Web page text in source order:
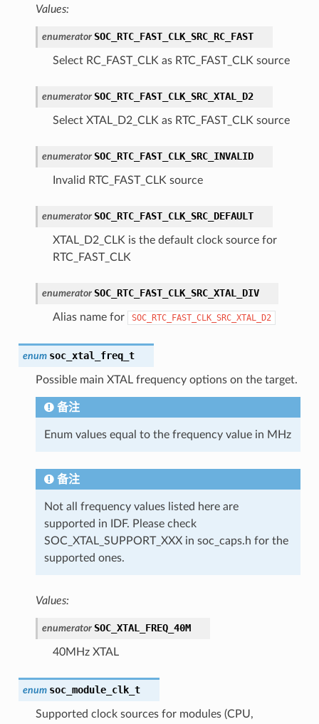
Values:
enumerator SOC_RTC_FAST_CLK_SRC_RC_FAST
Select RC_FAST_CLK as RTC_FAST_CLK source
enumerator SOC_RTC_FAST_CLK_SRC_XTAL_D2
Select XTAL_D2_CLK as RTC_FAST_CLK source
enumerator SOC_RTC_FAST_CLK_SRC_INVALID
Invalid RTC_FAST_CLK source
enumerator SOC_RTC_FAST_CLK_SRC_DEFAULT
XTAL_D2_CLK is the default clock source for
RTC_FAST_CLK
enumerator SOC_RTC_FAST_CLK_SRC_XTAL_DIV
Alias name for SOC_RTC_FAST_CLK_SRC_XTAL_D2
enum soc_xtal_freq_t
Possible main XTAL frequency options on the target.
备注
Enum values equal to the frequency value in MHz
备注
Not all frequency values listed here are
supported in IDF. Please check
SOC_XTAL_SUPPORT_XXX in soc_caps.h for the
supported ones.
Values:
enumerator SOC_XTAL_FREQ_40M
40MHz XTAL
enum soc_module_clk_t
Supported clock sources for modules (CPU,